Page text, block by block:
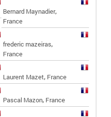
Bernard Maynadier,
France
frederic mazeiras,
France
Laurent Mazet, France
Pascal Mazon, France